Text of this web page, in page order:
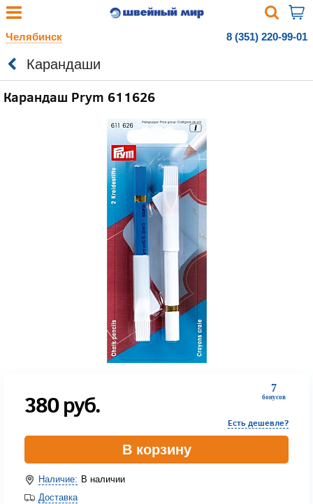
Челябинск 8 (351) 220-99-01
Карандаши
Карандаш Prym 611626
7
бонусов
380руб.
Есть дешевле?
В корзину
Наличие: В наличии
Доставка